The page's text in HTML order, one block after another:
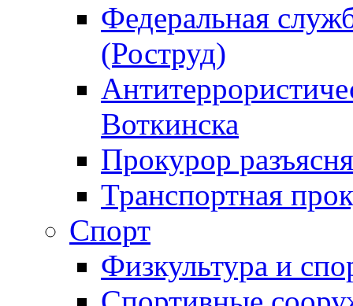
Федеральная
(Роструд)
Воткинска
Прокурор
Транспортная
Спорт
Физкультура и